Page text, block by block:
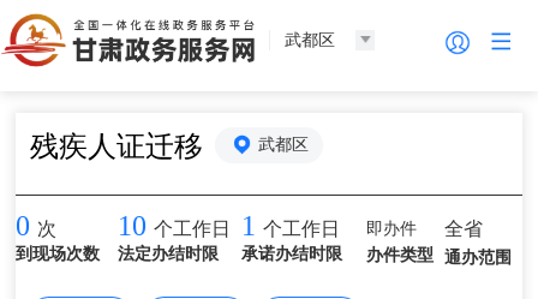
武都区
残疾人证迁移 武都区
0 次
到现场次数
10 个工作日
法定办结时限
1 个工作日
承诺办结时限
即办件
办件类型
全省
通办范围